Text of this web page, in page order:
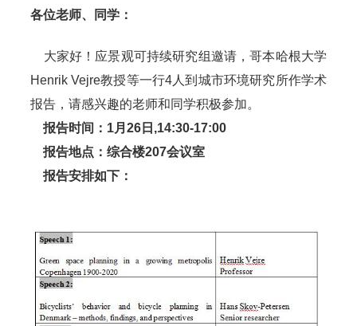
各位老师、同学：
大家好！应景观可持续研究组邀请，哥本哈根大学
Henrik Vejre教授等一行4 人到城市环境研究所作学术
报告，请感兴趣的老师和同学积极参加。
报告时间： 1月 26 日,14:30-17:00
报告地点：综合楼207会议室
报告安排如下：